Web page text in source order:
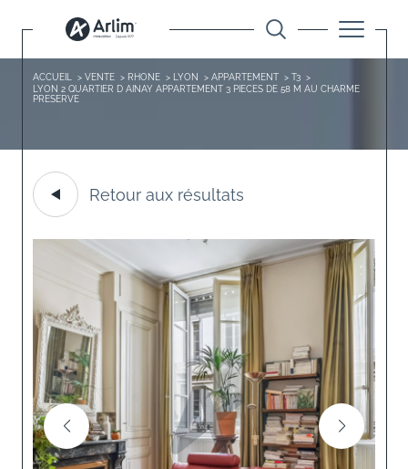
ACCUEIL VENTE RHONE LYON APPARTEMENT
T3
LYON 2 QUARTIER D AINAY APPARTEMENT 3 PIECES DE 58 M AU CHARME
PRESERVE
Retour aux résultats